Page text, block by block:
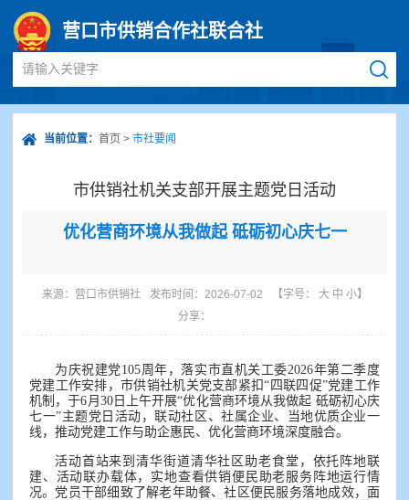
营口市供销合作社联合社
请输入关键字
当前位置： 首页 > 市社要闻
市供销社机关支部开展主题党日活动
优化营商环境从我做起 砥砺初心庆七一
来源： 营口市供销社 发布时间：2026-07-02 【字号： 大 中 小】
分享：
为庆祝建党105周年，落实市直机关工委2026年第二季度
党建工作安排，市供销社机关党支部紧扣“四联四促”党建工作
机制，于6月30日上午开展“优化营商环境从我做起 砥砺初心庆
七一”主题党日活动，联动社区、社属企业、当地优质企业一
线，推动党建工作与助企惠民、优化营商环境深度融合。
活动首站来到清华街道清华社区助老食堂，依托阵地联
建、活动联办载体，实地查看供销便民助老服务阵地运行情
况。党员干部细致了解老年助餐、社区便民服务落地成效，面